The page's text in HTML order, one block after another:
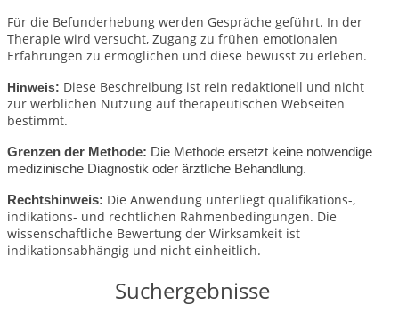
Für die Befunderhebung werden Gespräche geführt. In der
Therapie wird versucht, Zugang zu frühen emotionalen
Erfahrungen zu ermöglichen und diese bewusst zu erleben.
Hinweis: Diese Beschreibung ist rein redaktionell und nicht
zur werblichen Nutzung auf therapeutischen Webseiten
bestimmt.
Grenzen der Methode: Die Methode ersetzt keine notwendige
medizinische Diagnostik oder ärztliche Behandlung.
Rechtshinweis: Die Anwendung unterliegt qualifikations-,
indikations- und rechtlichen Rahmenbedingungen. Die
wissenschaftliche Bewertung der Wirksamkeit ist
indikationsabhängig und nicht einheitlich.
Suchergebnisse